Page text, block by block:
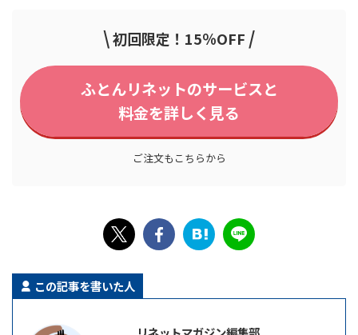
\初回限定！15％OFF /
ふとんリネットのサービスと
料金を詳しく見る
ご注文もこちらから
この記事を書いた人